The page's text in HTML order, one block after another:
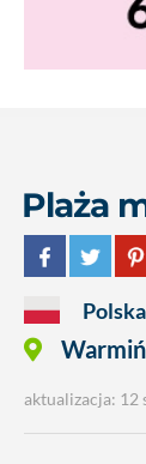
Plaża
Polska
aktualizacja: 12